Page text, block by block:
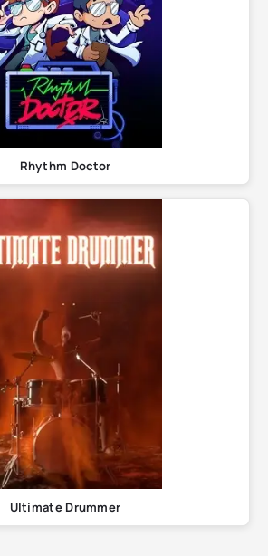
Rhythm Doctor
Ultimate Drummer